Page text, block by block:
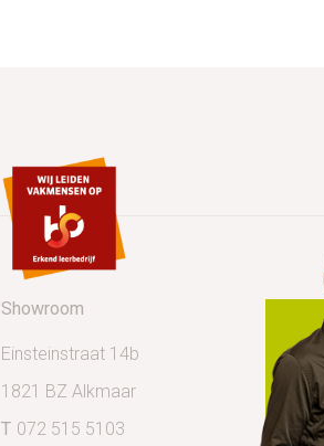
Showroom
Einsteinstraat 14b
1821 BZ Alkmaar
T 072 515 5103